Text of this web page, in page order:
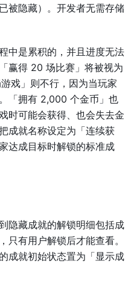
被隐藏）。开发者无需存储
中是累积的，并且进度无法
赢得 20 场比赛」将被视为
戏」则不行，因为当玩家
「拥有 2,000 个金币」也
时可能会获得、也会失去金
成就名称设定为「连续获
达成目标时解锁的标准成
隐藏成就的解锁明细包括成
只有用户解锁后才能查看。
成就初始状态置为「显示成